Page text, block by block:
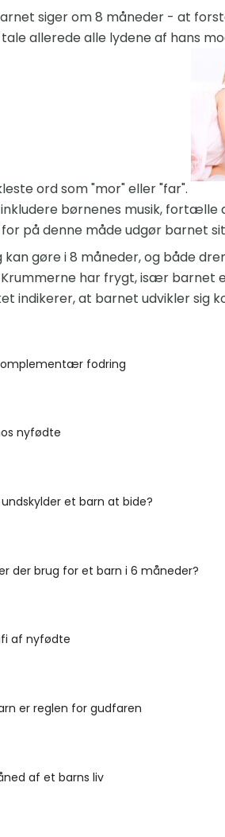
siger om 8 måneder - at
allerede alle lydene af hans
ord som "mor" eller "far".
børnenes musik, fortælle
på denne måde udgør barnet
gøre i 8 måneder, og både
har frygt, især barnet
indikerer, at barnet udvikler sig
fodring
nyfødte
et barn at bide?
der brug for et barn i 6 måneder?
af nyfødte
er reglen for gudfaren
af et barns liv